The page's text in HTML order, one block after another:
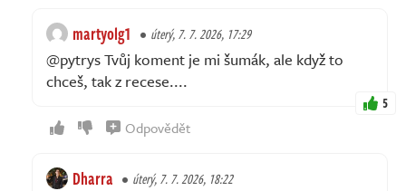
martyolg1 úterý, 7. 7. 2026, 17:29
@pytrys Tvůj koment je mi šumák, ale když to
chceš, tak z recese....
5
Odpovědět
Dharra úterý, 7. 7. 2026, 18:22